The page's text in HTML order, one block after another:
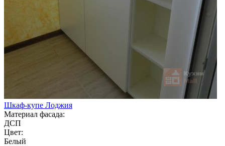
Шкаф-купе Лоджия
Материал фасада:
ДСП
Цвет:
Белый